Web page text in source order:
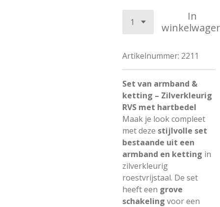
In
Artikelnummer: 2211
Set van armband &
ketting – Zilverkleurig
RVS met hartbedel
Maak je look compleet
met deze stijlvolle set
bestaande uit een
armband en ketting in
zilverkleurig
roestvrijstaal. De set
heeft een grove
schakeling voor een